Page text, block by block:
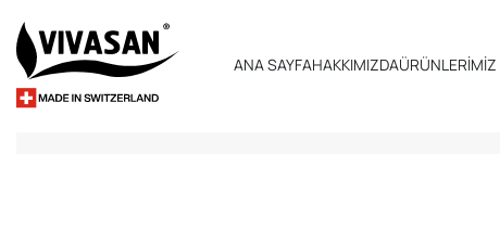
ANA SAYFAHAKKIMIZDAÜRÜNLERİMİZ